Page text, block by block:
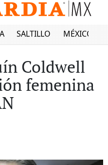
SALTILLO MÉXICO
Coldwell
femenina